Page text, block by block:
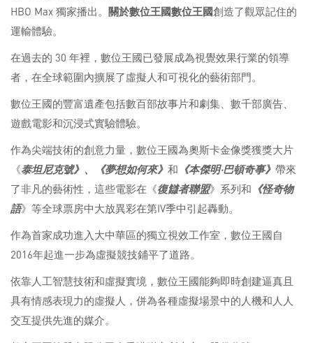
HBO Max 獨家播出。 關於數位王國數位王國創造了觀眾記住的
運輸體驗。
在過去的 30 年裡，數位王國已發展成為視覺效果行業的領導
者，在全球範圍內擴展了虛擬人和可視化的藝術部門。
數位王國的豐富遺產包括數百部故事片和劇集、數千部廣告、
遊戲電影和沉浸式實驗體驗。
作為尖端技術的創意力量，數位王國為奧斯卡金像獎獲獎大片
《泰坦尼克號》、《夢想如何來》 和 《本傑明·巴頓奇事》 帶來
了非凡的藝術性，這些電影在《復讎者聯盟》系列和 《怪奇物
語》等全球票房中大放異彩在第IV季中引起轟動。
作為首家成功進入大中華區的獨立視效工作室，數位王國自
2016年起進一步為虛擬競技鋪平了道路。
依靠人工智慧技術和虛擬實境，數位王國能夠即時創建逼真且
具有情感表現力的虛擬人，併為各種虛擬場景中的人機和人人
交互提供先進的媒介。